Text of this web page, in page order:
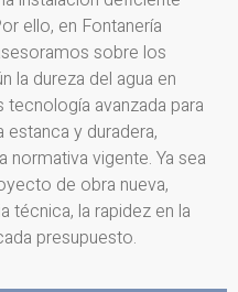
ello, en Fontanería
sobre los
la dureza del agua en
avanzada para
y duradera,
vigente. Ya sea
de obra nueva,
técnica, la rapidez en la
presupuesto.